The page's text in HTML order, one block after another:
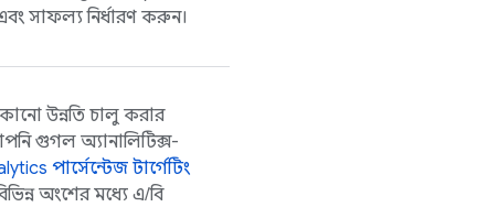
সাফল্য নির্ধারণ করুন।
উন্নতি চালু করার
গুগল অ্যানালিটিক্স-
পার্সেন্টেজ টার্গেটিং
অংশের মধ্যে এ/বি